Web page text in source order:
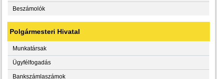
Beszámolók
Polgármesteri Hivatal
Munkatársak
Ügyfélfogadás
Bankszámlaszámok